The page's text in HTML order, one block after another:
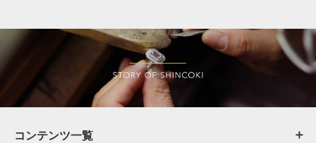
コンテンツ一覧